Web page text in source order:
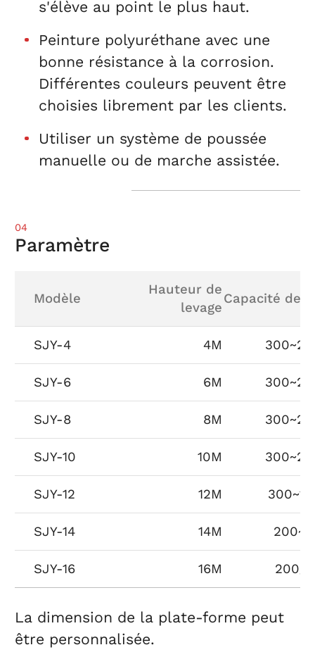
s'élève au point le plus haut.
Peinture polyuréthane avec une
bonne résistance à la corrosion.
Différentes couleurs peuvent être
choisies librement par les clients.
Utiliser un système de poussée
manuelle ou de marche assistée.
04
Paramètre
Modèle
Hauteur de
levage
Capacité de
SJY-4 4M
SJY-6 6M
SJY-8 8M
SJY-10 10M
SJY-12 12M
SJY-14 14M
SJY-16 16M 200/
La dimension de la plate-forme peut
être personnalisée.